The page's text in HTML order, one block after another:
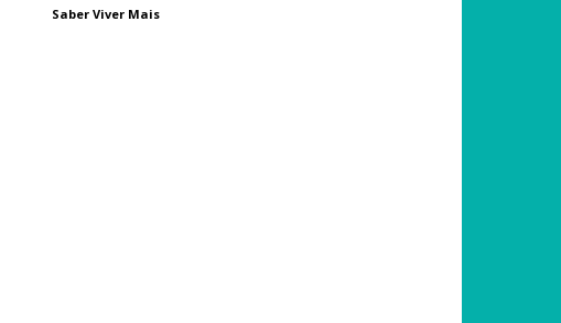
Saber Viver Mais